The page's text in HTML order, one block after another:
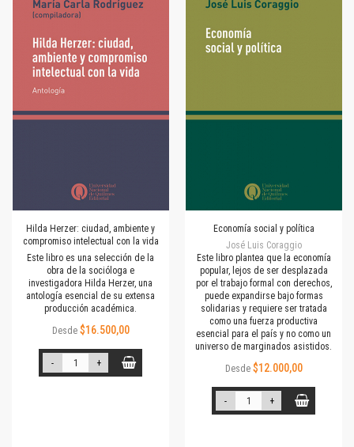
Hilda Herzer: ciudad, ambiente y
compromiso intelectual con la vida
Este libro es una selección de la
obra de la socióloga e
investigadora Hilda Herzer, una
antología esencial de su extensa
producción académica.
Desde $16.500,00
- +
Economía social y política
José Luis Coraggio
Este libro plantea que la economía
popular, lejos de ser desplazada
por el trabajo formal con derechos,
puede expandirse bajo formas
solidarias y requiere ser tratada
como una fuerza productiva
esencial para el país y no como un
universo de marginados asistidos.
Desde $12.000,00
- +